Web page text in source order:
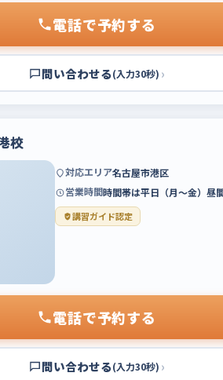
電話で予約する
問い合わせる(入力30秒) ›
校
対応エリア名古屋市港区
営業時間時間帯は平日（月～金）昼
講習ガイド認定
電話で予約する
問い合わせる(入力30秒) ›